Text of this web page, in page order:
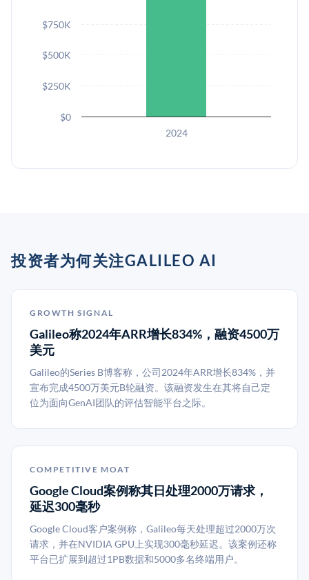
2024
$0
$250K
$500K
$750K
投资者为何关注GALILEO AI
GROWTH SIGNAL
Galileo称2024年ARR增长834%，融资4500万
美元
Galileo的Series B博客称，公司2024年ARR增长834%，并
宣布完成4500万美元B轮融资。该融资发生在其将自己定
位为面向GenAI团队的评估智能平台之际。
COMPETITIVE MOAT
Google Cloud案例称其日处理2000万请求，
延迟300毫秒
Google Cloud客户案例称，Galileo每天处理超过2000万次
请求，并在NVIDIA GPU上实现300毫秒延迟。该案例还称
平台已扩展到超过1PB数据和5000多名终端用户。